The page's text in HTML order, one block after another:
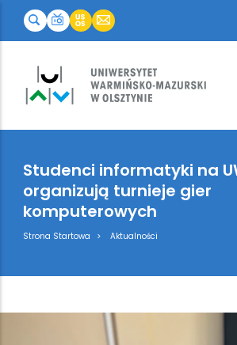
Studenci informatyki na
organizują turnieje gier
komputerowych
Breadcrumb
Strona Startowa Aktualności